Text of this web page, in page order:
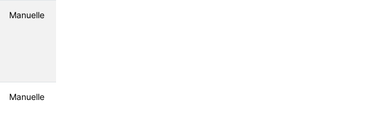
Manuelle
Manuelle